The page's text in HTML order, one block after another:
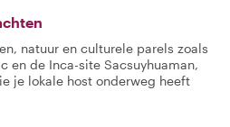
natuur en culturele parels zoals
en de Inca-site Sacsuyhuaman,
je lokale host onderweg heeft